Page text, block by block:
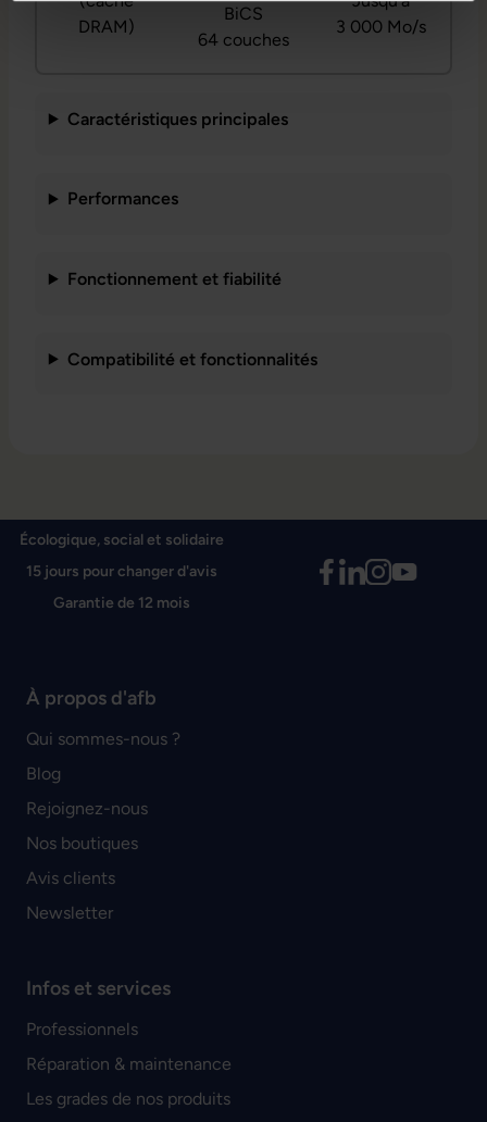
DRAM)
BiCS
64 couches
3 000 Mo/s
Caractéristiques principales
Performances
Fonctionnement et fiabilité
Compatibilité et fonctionnalités
Écologique, social et solidaire
15 jours pour changer d'avis
Garantie de 12 mois
À propos d'afb
Qui sommes-nous ?
Blog
Rejoignez-nous
Nos boutiques
Avis clients
Newsletter
Infos et services
Professionnels
Réparation & maintenance
Les grades de nos produits